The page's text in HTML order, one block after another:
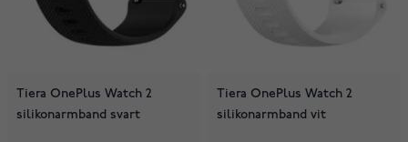
Tiera OnePlus Watch 2
silikonarmband svart
Tiera OnePlus Watch 2
silikonarmband vit